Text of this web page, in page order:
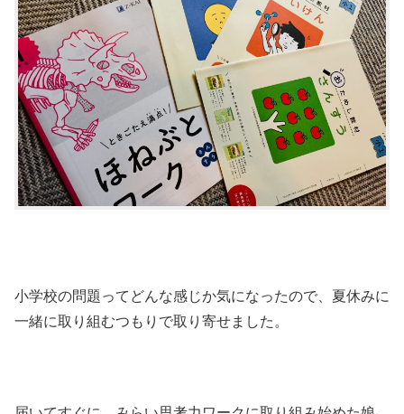
小学校の問題ってどんな感じか気になったので、夏休みに
一緒に取り組むつもりで取り寄せました。